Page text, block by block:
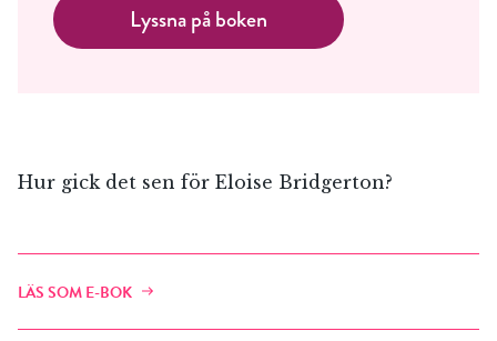
Lyssna på boken
Hur gick det sen för Eloise Bridgerton?
LÄS SOM E-BOK